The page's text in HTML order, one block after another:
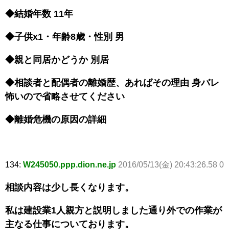
◆結婚年数 11年
◆子供x1・年齢8歳・性別 男
◆親と同居かどうか 別居
◆相談者と配偶者の離婚歴、あればその理由 身バレ
怖いので省略させてください
◆離婚危機の原因の詳細
134: W245050.ppp.dion.ne.jp 2016/05/13(金) 20:43:26.58 0
相談内容は少し長くなります。
私は建設業1人親方と説明しました通り外での作業が
主なる仕事についております。